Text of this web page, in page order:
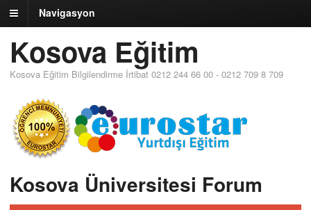
Navigasyon
Kosova Eğitim
Kosova Eğitim Bilgilendirme İrtibat 0212 244 66 00 - 0212 709 8 709
Kosova Üniversitesi Forum